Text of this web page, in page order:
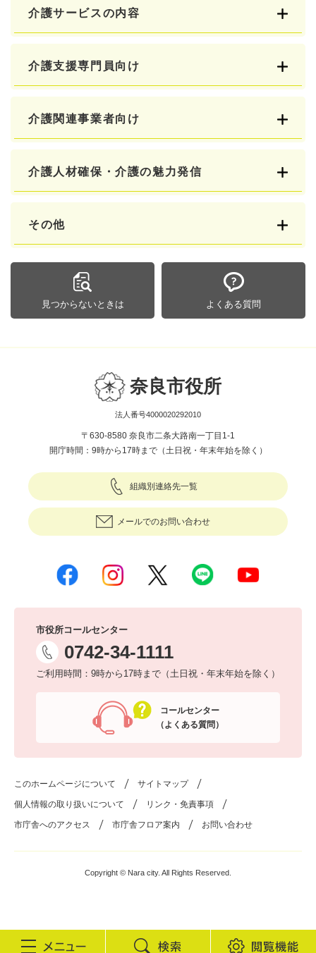
介護サービスの内容
介護支援専門員向け
介護関連事業者向け
介護人材確保・介護の魅力発信
その他
見つからないときは よくある質問
奈良市役所
法人番号4000020292010
〒630-8580 奈良市二条大路南一丁目1-1
開庁時間：9時から17時まで（土日祝・年末年始を除く）
組織別連絡先一覧
メールでのお問い合わせ
市役所コールセンター
0742-34-1111
ご利用時間：9時から17時まで（土日祝・年末年始を除く）
コールセンター
（よくある質問）
このホームページについて サイトマップ
個人情報の取り扱いについて リンク・免責事項
市庁舎へのアクセス 市庁舎フロア案内 お問い合わせ
Copyright © Nara city. All Rights Reserved.